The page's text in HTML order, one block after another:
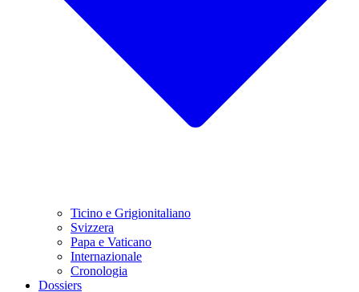
Ticino e Grigionitaliano
Svizzera
Papa e Vaticano
Internazionale
Cronologia
Dossiers